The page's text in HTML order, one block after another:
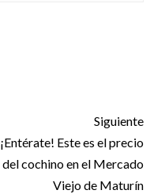
Siguiente
¡Entérate! Este es el precio
del cochino en el Mercado
Viejo de Maturín